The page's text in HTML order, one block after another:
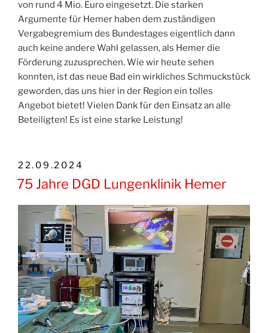
von rund 4 Mio. Euro eingesetzt. Die starken
Argumente für Hemer haben dem zuständigen
Vergabegremium des Bundestages eigentlich dann
auch keine andere Wahl gelassen, als Hemer die
Förderung zuzusprechen. Wie wir heute sehen
konnten, ist das neue Bad ein wirkliches Schmuckstück
geworden, das uns hier in der Region ein tolles
Angebot bietet! Vielen Dank für den Einsatz an alle
Beteiligten! Es ist eine starke Leistung!
VERÖFFENTLICHT
AM
22.09.2024
75 Jahre DGD Lungenklinik Hemer